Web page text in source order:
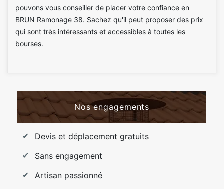
pouvons vous conseiller de placer votre confiance en
BRUN Ramonage 38. Sachez qu'il peut proposer des prix
qui sont très intéressants et accessibles à toutes les
bourses.
Nos engagements
Devis et déplacement gratuits
Sans engagement
Artisan passionné